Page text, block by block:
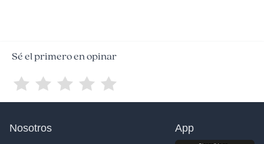
Sé el primero en opinar
Nosotros App